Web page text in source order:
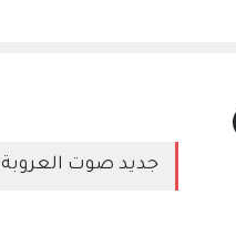
جديد صوت العروبة